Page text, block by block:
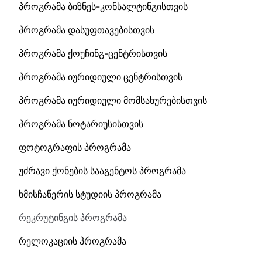
პროგრამა ბიზნეს-კონსალტინგისთვის
პროგრამა დასუფთავებისთვის
პროგრამა ქოუჩინგ-ცენტრისთვის
პროგრამა იურიდიული ცენტრისთვის
პროგრამა იურიდიული მომსახურებისთვის
პროგრამა ნოტარიუსისთვის
ფოტოგრაფის პროგრამა
უძრავი ქონების სააგენტოს პროგრამა
ხმისჩაწერის სტუდიის პროგრამა
რეკრუტინგის პროგრამა
რელოკაციის პროგრამა